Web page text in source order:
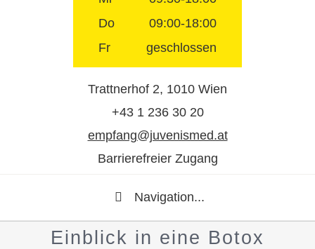
Do
09:00-18:00
Fr
geschlossen
Trattnerhof 2, 1010 Wien
+43 1 236 30 20
empfang@juvenismed.at
Barrierefreier Zugang
Navigation...
Einblick in eine Botox